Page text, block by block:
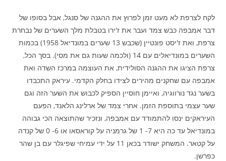
לקח לצרפת לא מעט זמן לפרוץ את ההגנה של סנגל, אבל בסופו של
דבר אמבפה כבש צמד ועבר את ז'ירו בטבלת מלך השערים של נבחרת
צרפת, ואת ז'יסט פונטיין (שכבש 13 שערים במונדיאל 1958) בכמות
השערים במונדיאלים עם 14 (ולכמה שעות גם את מסי). בסך הכל,
צרפת הציגו את ההגנה הסולידית, את העוצמה במרכז השדה ואת
אמבפה עם שחקנים מהירים לצידו בחלק הקדמי. עיראק התכבדו
בשער נגד נורווגיה, ואיימן חוסיין הספיק לכבוש את השער הזה וגם
שער עצמי בתוספת הזמן. אחרי צמד של ארלינג הלאנד, הפעם
העיראקים ינסו להתמודד עם אמבפה, ונזכיר שהתוצאה הכי גבוהה
במונדיאל עד כה היא 7- 1 של גרמניה על קוראסאו או 6- 0 של קנדה
על קטאר. המשחק ישודר בכאן 11 על ידי עמיחי שפיגלר עם בן שהר
כפרשן.